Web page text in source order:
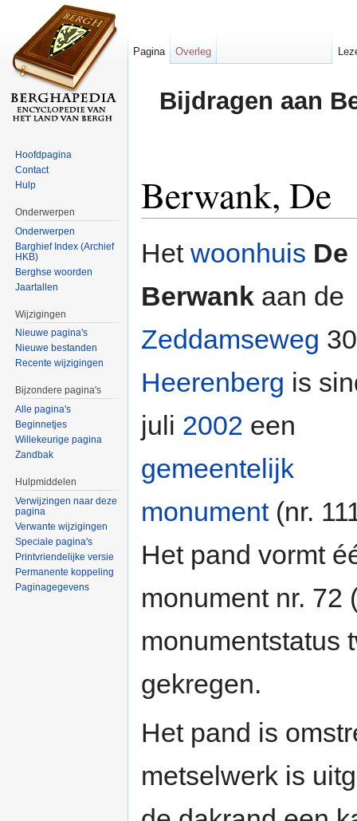
Bijdragen aan
Berwank, De
Het woonhuis De
Berwank aan de
Zeddamseweg
Heerenberg is
juli 2002 een
gemeentelijk
monument(nr.
Het pand vormt
monument nr. 72
monumentstatus
gekregen.
Het pand is
metselwerk is
Pagina Overleg
Hoofdpagina
Contact
Hulp
Onderwerpen
Onderwerpen
Barghief Index (Archief
HKB)
Berghse woorden
Jaartallen
Wijzigingen
Nieuwe pagina's
Nieuwe bestanden
Recente wijzigingen
Bijzondere pagina's
Alle pagina's
Beginnetjes
Willekeurige pagina
Zandbak
Hulpmiddelen
Verwijzingen naar deze
pagina
Verwante wijzigingen
Speciale pagina's
Printvriendelijke versie
Permanente koppeling
Paginagegevens